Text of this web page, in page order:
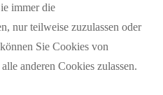
immer die
nur teilweise zuzulassen oder
Sie Cookies von
anderen Cookies zulassen.